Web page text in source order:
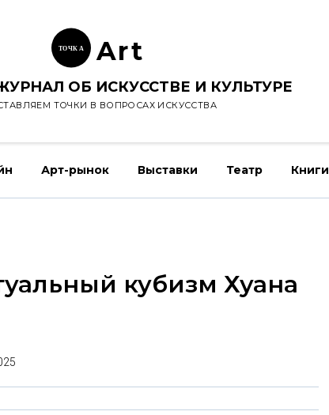
ТОЧК А Art
ОБ ИСКУССТВЕ И КУЛЬТУРЕ
ТОЧКИ В ВОПРОСАХ ИСКУССТВА
Арт-рынок Выставки Театр Книги
кубизм Хуана